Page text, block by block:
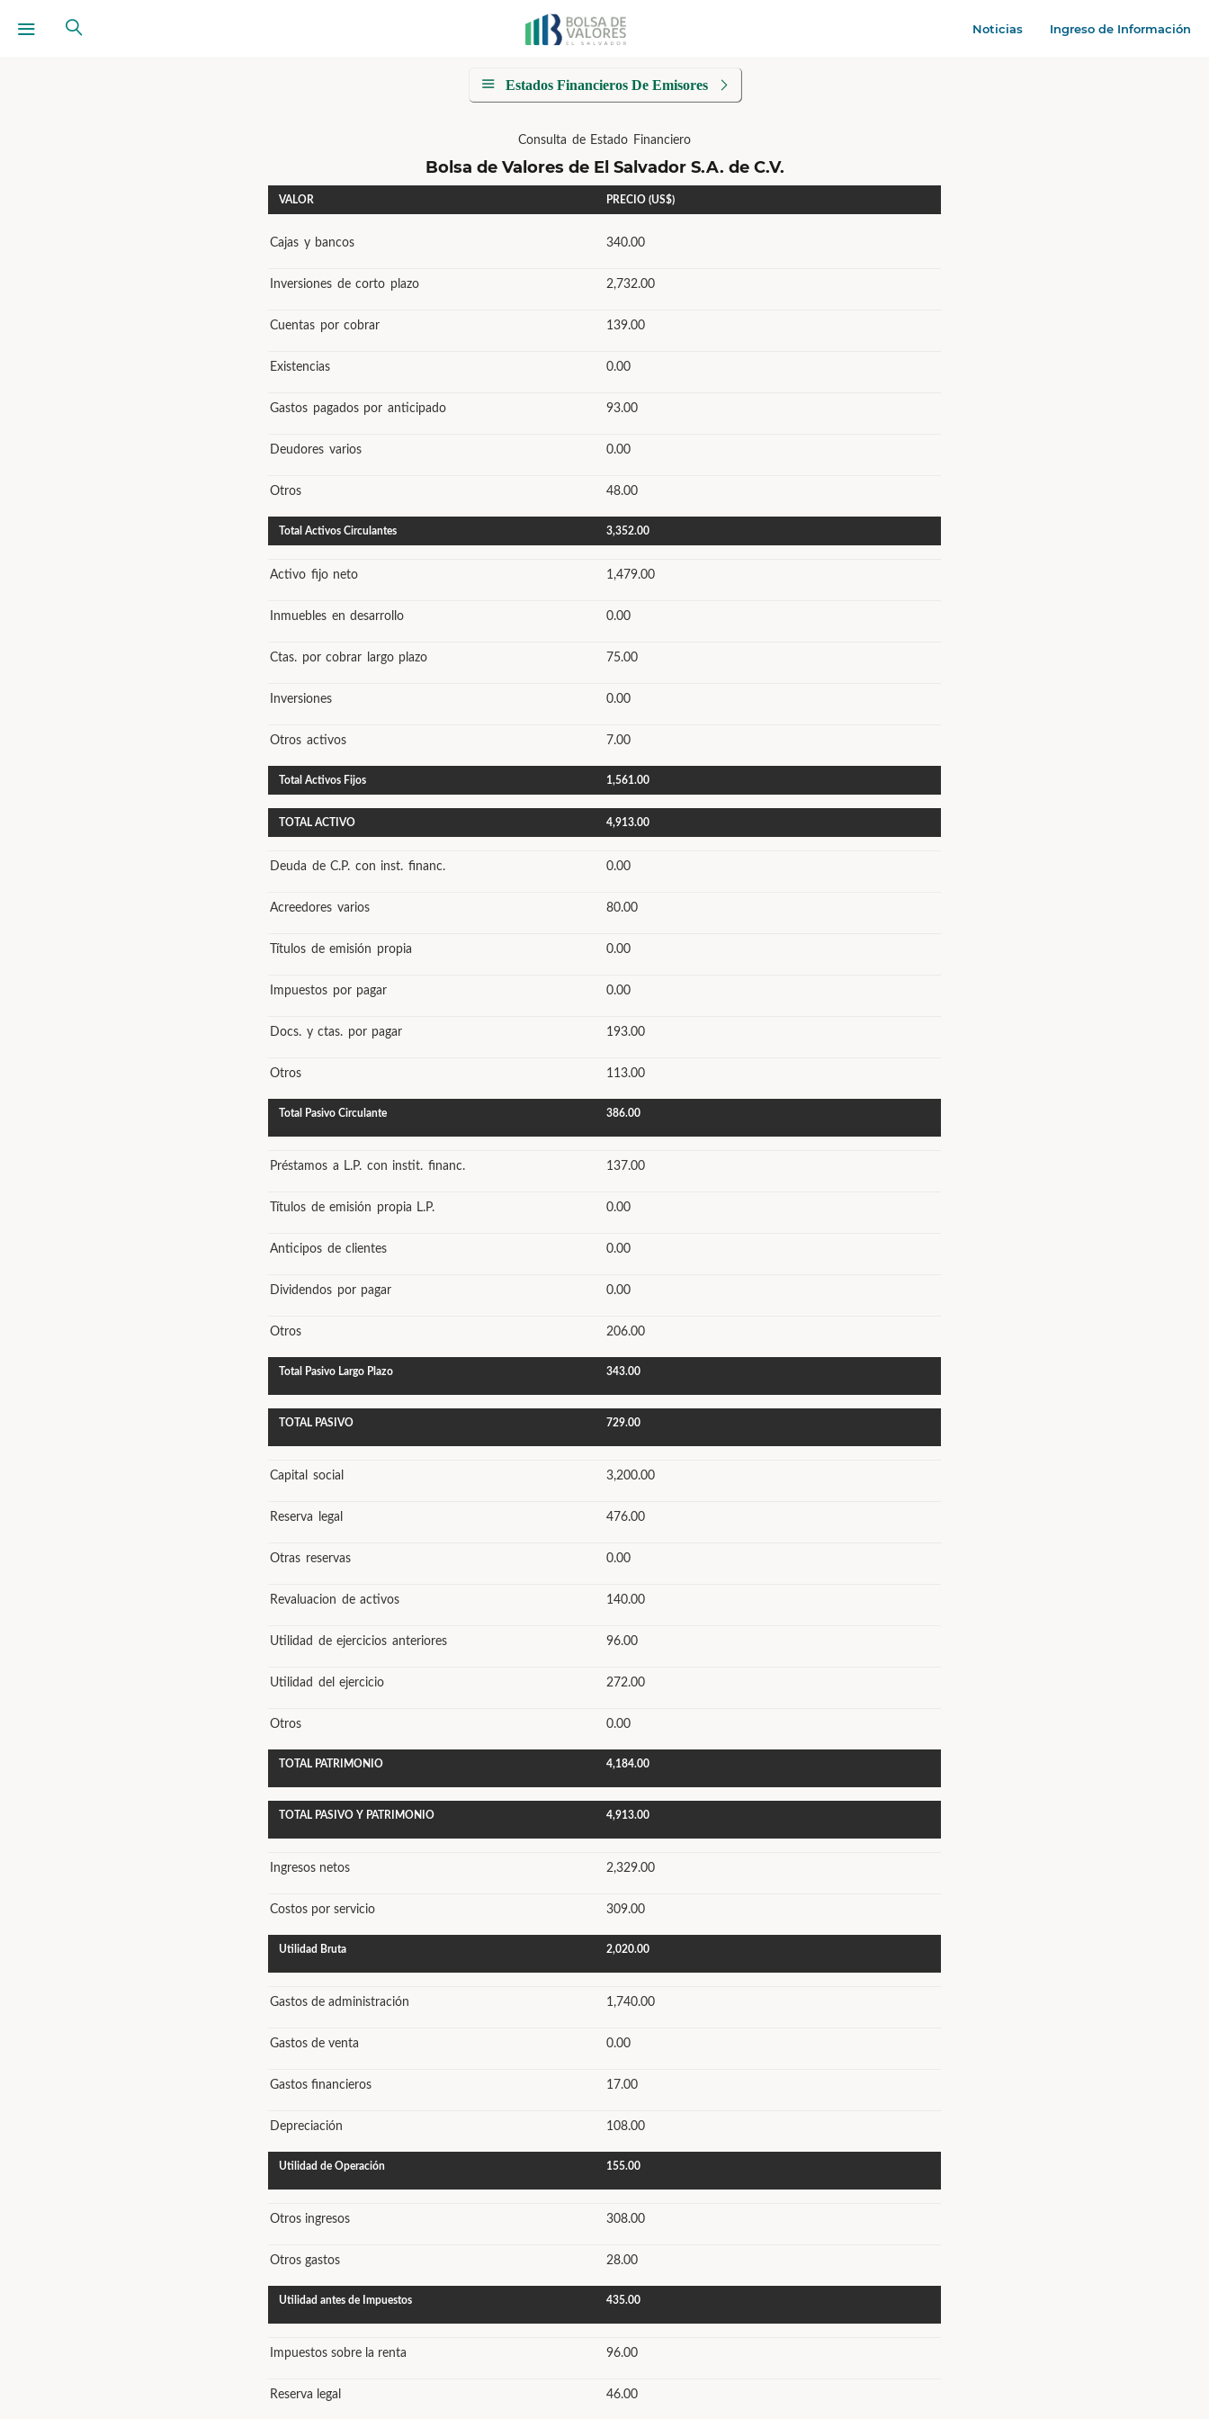
Noticias Ingreso de Información
Estados Financieros De Emisores
Consulta de Estado Financiero
Bolsa de Valores de El Salvador S.A. de C.V.
VALOR PRECIO (US$)
Cajas y bancos 340.00
Inversiones de corto plazo 2,732.00
Cuentas por cobrar 139.00
Existencias 0.00
Gastos pagados por anticipado 93.00
Deudores varios 0.00
Otros 48.00
Total Activos Circulantes 3,352.00
Activo fijo neto 1,479.00
Inmuebles en desarrollo 0.00
Ctas. por cobrar largo plazo 75.00
Inversiones 0.00
Otros activos 7.00
Total Activos Fijos 1,561.00
TOTAL ACTIVO 4,913.00
Deuda de C.P. con inst. financ. 0.00
Acreedores varios 80.00
Títulos de emisión propia 0.00
Impuestos por pagar 0.00
Docs. y ctas. por pagar 193.00
Otros 113.00
Total Pasivo Circulante 386.00
Préstamos a L.P. con instit. financ. 137.00
Títulos de emisión propia L.P. 0.00
Anticipos de clientes 0.00
Dividendos por pagar 0.00
Otros 206.00
Total Pasivo Largo Plazo 343.00
TOTAL PASIVO 729.00
Capital social 3,200.00
Reserva legal 476.00
Otras reservas 0.00
Revaluacion de activos 140.00
Utilidad de ejercicios anteriores 96.00
Utilidad del ejercicio 272.00
Otros 0.00
TOTAL PATRIMONIO 4,184.00
TOTAL PASIVO Y PATRIMONIO 4,913.00
Ingresos netos 2,329.00
Costos por servicio 309.00
Utilidad Bruta 2,020.00
Gastos de administración 1,740.00
Gastos de venta 0.00
Gastos financieros 17.00
Depreciación 108.00
Utilidad de Operación 155.00
Otros ingresos 308.00
Otros gastos 28.00
Utilidad antes de Impuestos 435.00
Impuestos sobre la renta 96.00
Reserva legal 46.00